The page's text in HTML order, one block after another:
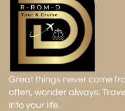
Great things never come
often, wonder always.
into your life.